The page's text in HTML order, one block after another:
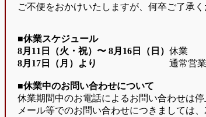
ご不便をおかけいたしますが、何卒ご了承
■休業スケジュール
8月11日（火・祝）〜 8月16日（日） 休業
8月17日（月）より
通常営業
■休業中のお問い合わせについて
休業期間中のお電話によるお問い合わせは停
メール等でのお問い合わせにつきましては